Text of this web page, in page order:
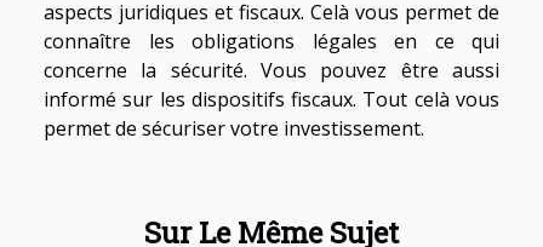
aspects juridiques et fiscaux. Celà vous permet de
connaître les obligations légales en ce qui
concerne la sécurité. Vous pouvez être aussi
informé sur les dispositifs fiscaux. Tout celà vous
permet de sécuriser votre investissement.
Sur Le Même Sujet